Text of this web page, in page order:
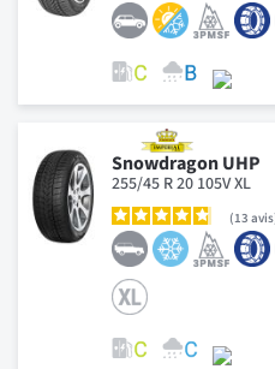
Snowdragon UHP
255/45 R 20 105V XL
13 avis